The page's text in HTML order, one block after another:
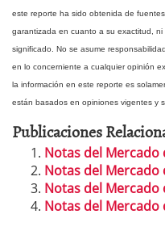
este reporte ha sido obtenida de
garantizada en cuanto a su exactitud,
significado.
No se asume
en lo concerniente a cualquier opinión
la información en este reporte es
están basados en opiniones vigentes y
Publicaciones
Notas del Mercado
Notas del Mercado
Notas del Mercado
Notas del Mercado